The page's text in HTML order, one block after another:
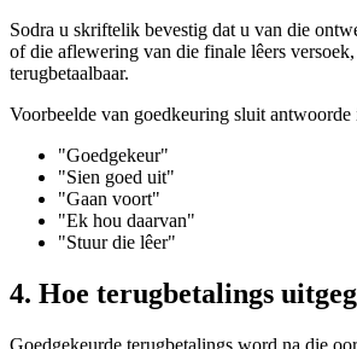
Sodra u skriftelik bevestig dat u van die
of die aflewering van die finale lêers
terugbetaalbaar.
Voorbeelde van goedkeuring sluit antwoorde
"Goedgekeur"
"Sien goed uit"
"Gaan voort"
"Ek hou daarvan"
"Stuur die lêer"
4. Hoe terugbetalings
Goedgekeurde terugbetalings word na die